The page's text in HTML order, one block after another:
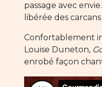
passage avec
libérée des
Confortablement
Louise Duneton,
enrobé façon